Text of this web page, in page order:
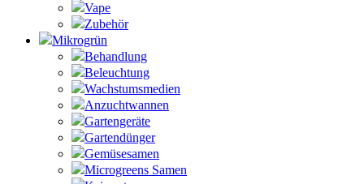
Vape
Zubehör
Mikrogrün
Behandlung
Beleuchtung
Wachstumsmedien
Anzuchtwannen
Gartengeräte
Gartendünger
Gemüsesamen
Microgreens Samen